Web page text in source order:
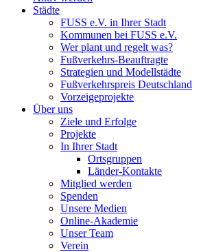
Städte
FUSS e.V. in Ihrer Stadt
Kommunen bei FUSS e.V.
Wer plant und regelt was?
Fußverkehrs-Beauftragte
Strategien und Modellstädte
Fußverkehrspreis Deutschland
Vorzeigeprojekte
Über uns
Ziele und Erfolge
Projekte
In Ihrer Stadt
Ortsgruppen
Länder-Kontakte
Mitglied werden
Spenden
Unsere Medien
Online-Akademie
Unser Team
Verein